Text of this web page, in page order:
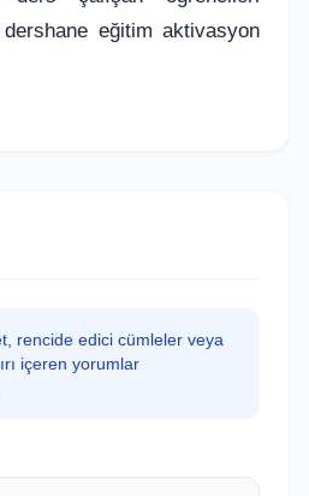
eğitim aktivasyon
rencide edici cümleler veya
içeren yorumlar